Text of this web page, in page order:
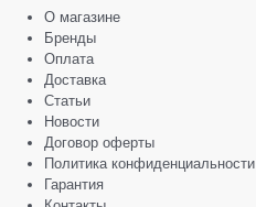
О магазине
Бренды
Оплата
Доставка
Статьи
Новости
Договор оферты
Политика конфиденциальности
Гарантия